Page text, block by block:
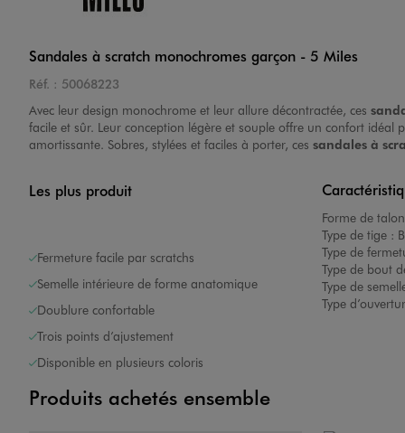
Image 6 sur 7
Sandales à scratch monochromes garçon - 5 Miles
Réf. : 50068223
Avec leur design monochrome et leur allure décontractée, ces s
facile et sûr. Leur conception légère et souple offre un confort idéal
amortissante. Sobres, stylées et faciles à porter, ces sandales à
Les plus produit
Fermeture facile par scratchs
Semelle intérieure de forme anatomique
Doublure confortable
Trois points d’ajustement
Disponible en plusieurs coloris
Forme de
Type de tige :
Type de
Type de bout
Type de
Type
Produits achetés ensemble